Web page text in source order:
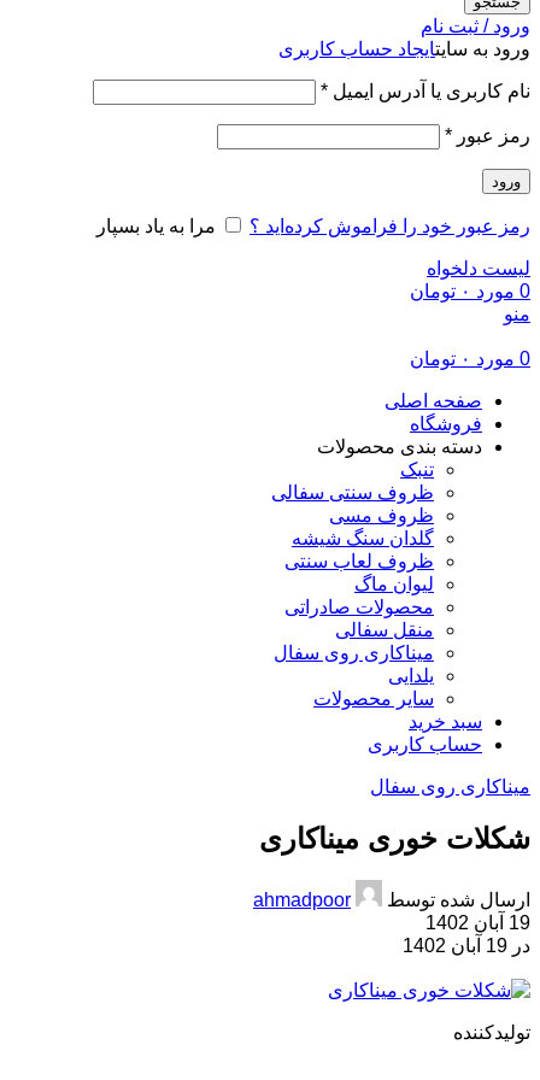
ورود / ثبت نام
ورود به سایتایجاد حساب کاربری
نام کاربری یا آدرس ایمیل *الزامی
رمز عبور *الزامی
ورود
رمز عبور خود را فراموش کرده‌اید ؟ مرا به یاد بسپار
لیست دلخواه
0 مورد ۰ تومان
منو
0 مورد ۰ تومان
صفحه اصلی
فروشگاه
دسته بندی محصولات
تنبک
ظروف سنتی سفالی
ظروف مسی
گلدان سنگ شیشه
ظروف لعاب سنتی
لیوان ماگ
محصولات صادراتی
منقل سفالی
میناکاری روی سفال
یلدایی
سایر محصولات
سبد خرید
حساب کاربری
میناکاری روی سفال
شکلات خوری میناکاری
ارسال شده توسط
ahmadpoor
19 آبان 1402
در 19 آبان 1402
تولیدکننده